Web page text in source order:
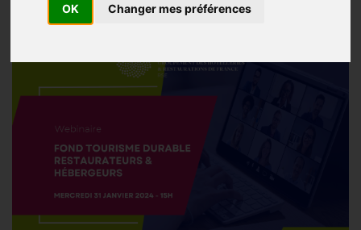
OK Changer mes préférences
22/01/2024